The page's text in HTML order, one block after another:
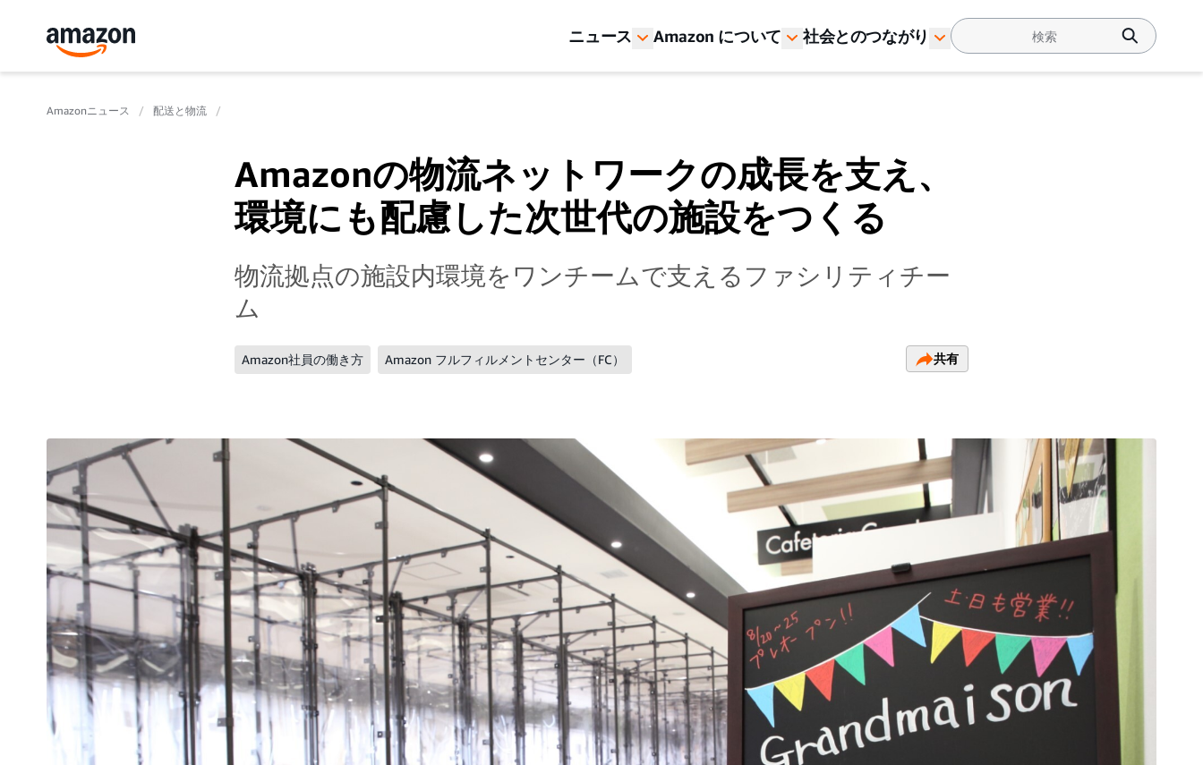
ニュース Amazon について 社会とのつながり
Amazonニュース 配送と物流
Amazonの物流ネットワークの成長を支え、
環境にも配慮した次世代の施設をつくる
物流拠点の施設内環境をワンチームで支えるファシリティチー
ム
Amazon社員の働き方 Amazon フルフィルメントセンター（FC） 共有